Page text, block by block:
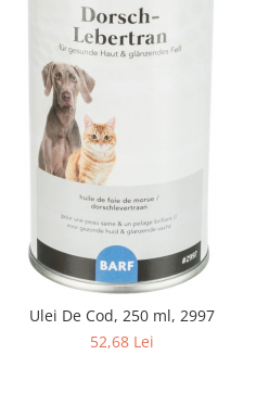
Ulei De Cod, 250 ml, 2997
52,68 Lei